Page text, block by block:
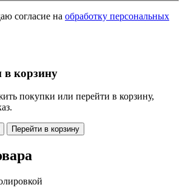
согласие на обработку персональных
в корзину
покупки или перейти в корзину,
Перейти в корзину